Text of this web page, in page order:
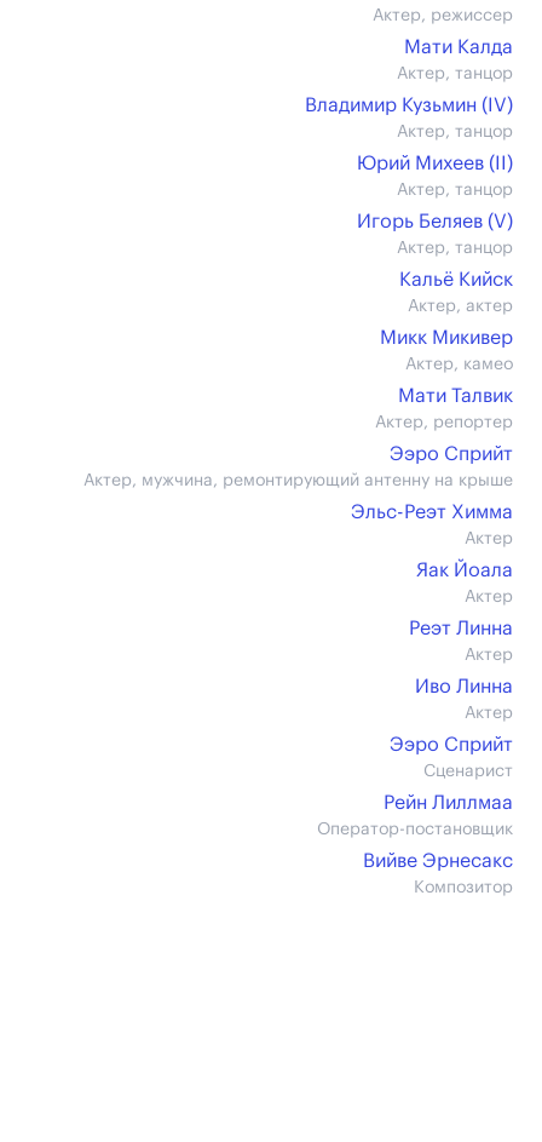
Актер, режиссер
Мати Калда
Актер, танцор
Владимир Кузьмин (IV)
Актер, танцор
Юрий Михеев (II)
Актер, танцор
Игорь Беляев (V)
Актер, танцор
Кальё Кийск
Актер, актер
Микк Микивер
Актер, камео
Мати Талвик
Актер, репортер
Ээро Сприйт
Актер, мужчина, ремонтирующий антенну на крыше
Эльс-Реэт Химма
Актер
Яак Йоала
Актер
Реэт Линна
Актер
Иво Линна
Актер
Ээро Сприйт
Сценарист
Рейн Лиллмаа
Оператор-постановщик
Вийве Эрнесакс
Композитор